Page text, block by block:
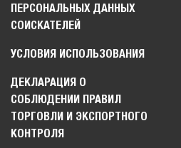
ПЕРСОНАЛЬНЫХ ДАННЫХ
СОИСКАТЕЛЕЙ
УСЛОВИЯ ИСПОЛЬЗОВАНИЯ
ДЕКЛАРАЦИЯ О
СОБЛЮДЕНИИ ПРАВИЛ
ТОРГОВЛИ И ЭКСПОРТНОГО
КОНТРОЛЯ